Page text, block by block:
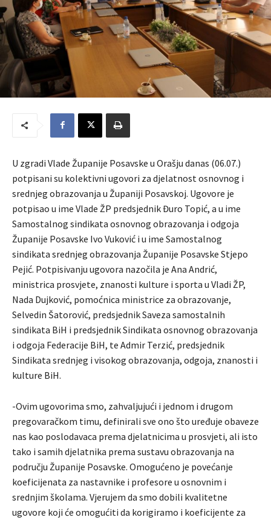
U zgradi Vlade Županije Posavske u Orašju danas (06.07.)
potpisani su kolektivni ugovori za djelatnost osnovnog i
srednjeg obrazovanja u Županiji Posavskoj. Ugovore je
potpisao u ime Vlade ŽP predsjednik Đuro Topić, a u ime
Samostalnog sindikata osnovnog obrazovanja i odgoja
Županije Posavske Ivo Vuković i u ime Samostalnog
sindikata srednjeg obrazovanja Županije Posavske Stjepo
Pejić. Potpisivanju ugovora nazočila je Ana Andrić,
ministrica prosvjete, znanosti kulture i sporta u Vladi ŽP,
Nada Dujković, pomoćnica ministrice za obrazovanje,
Selvedin Šatorović, predsjednik Saveza samostalnih
sindikata BiH i predsjednik Sindikata osnovnog obrazovanja
i odgoja Federacije BiH, te Admir Terzić, predsjednik
Sindikata srednjeg i visokog obrazovanja, odgoja, znanosti i
kulture BiH.
-Ovim ugovorima smo, zahvaljujući i jednom i drugom
pregovaračkom timu, definirali sve ono što uređuje obaveze
nas kao poslodavaca prema djelatnicima u prosvjeti, ali isto
tako i samih djelatnika prema sustavu obrazovanja na
području Županije Posavske. Omogućeno je povećanje
koeficijenata za nastavnike i profesore u osnovnim i
srednjim školama. Vjerujem da smo dobili kvalitetne
ugovore koji će omogućiti da korigiramo i koeficijente za